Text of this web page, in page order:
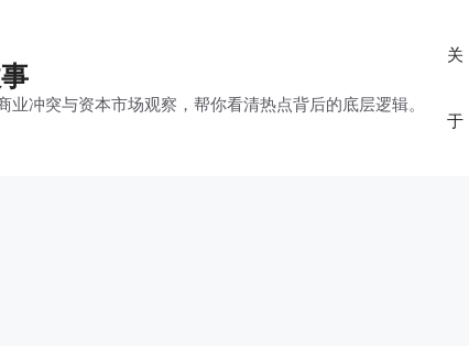
冲突与资本市场观察，帮你看清热点背后的底层逻辑。
关
于